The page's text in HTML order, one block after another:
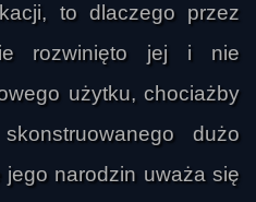
to dlaczego przez
rozwinięto jej i nie
użytku, chociażby
dużo
narodzin uważa się